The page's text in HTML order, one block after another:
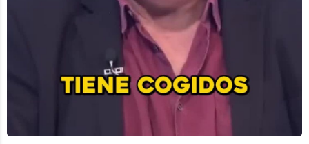
► El Orden de los Factores SÍ altera el Producto:
s://youtu.be/NgYhpWUgcUg
► Cómo Dividir Entre 0 Sin Colapsar el Universo:
https://youtu.be/4E1Gwgv79R8
►Ecuaciones y fractales:https://www.youtube.com/